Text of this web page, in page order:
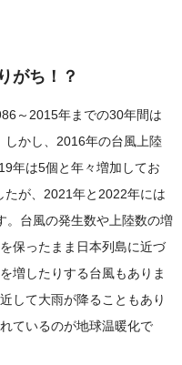
がち！？
～2015年までの30年間は
しかし、2016年の台風上陸
年は5個と年々増加してお
たが、2021年と2022年には
。台風の発生数や上陸数の増
保ったまま日本列島に近づ
増したりする台風もありま
して大雨が降ることもあり
ているのが地球温暖化で